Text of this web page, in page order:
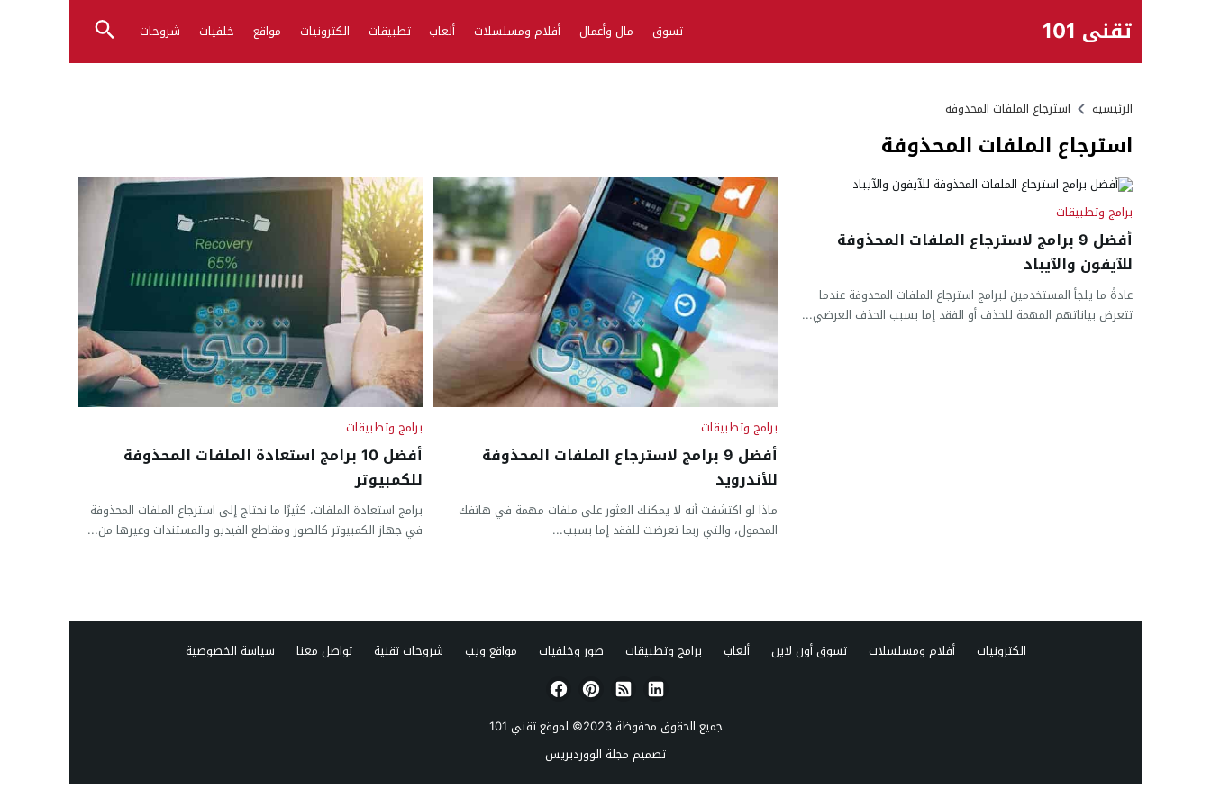
تقني 101 تسوق مال وأعمال أفلام ومسلسلات ألعاب تطبيقات الكترونيات مواقع خلفيات شروحات
الرئيسية استرجاع الملفات المحذوفة
استرجاع الملفات المحذوفة
برامج وتطبيقات
أفضل 9 برامج لاسترجاع الملفات المحذوفة
للآيفون والآيباد
عادةً ما يلجأ المستخدمين لبرامج استرجاع الملفات المحذوفة عندما
تتعرض بياناتهم المهمة للحذف أو الفقد إما بسبب الحذف العرضي...
برامج وتطبيقات
أفضل 9 برامج لاسترجاع الملفات المحذوفة
للأندرويد
ماذا لو اكتشفت أنه لا يمكنك العثور على ملفات مهمة في هاتفك
المحمول، والتي ربما تعرضت للفقد إما بسبب...
برامج وتطبيقات
أفضل 10 برامج استعادة الملفات المحذوفة
للكمبيوتر
برامج استعادة الملفات، كثيرًا ما نحتاج إلى استرجاع الملفات المحذوفة
في جهاز الكمبيوتر كالصور ومقاطع الفيديو والمستندات وغيرها من...
الكترونيات أفلام ومسلسلات تسوق أون لاين ألعاب برامج وتطبيقات صور وخلفيات مواقع ويب شروحات تقنية تواصل معنا سياسة الخصوصية
جميع الحقوق محفوظة 2023© لموقع
تقني 101
تصميم مجلة الووردبريس